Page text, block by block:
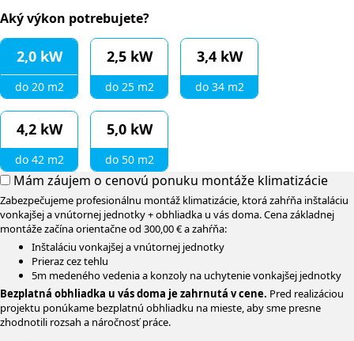
Aký výkon potrebujete?
2,0 kW
do 20 m2
2,5 kW
do 25 m2
3,4 kW
do 34 m2
4,2 kW
do 42 m2
5,0 kW
do 50 m2
Mám záujem o cenovú ponuku montáže klimatizácie
Zabezpečujeme profesionálnu montáž klimatizácie, ktorá zahŕňa inštaláciu
vonkajšej a vnútornej jednotky + obhliadka u vás doma. Cena základnej
montáže začína orientačne od 300,00 € a zahŕňa:
Inštaláciu vonkajšej a vnútornej jednotky
Prieraz cez tehlu
5m medeného vedenia a konzoly na uchytenie vonkajšej jednotky
Bezplatná obhliadka u vás doma je zahrnutá v cene. Pred realizáciou
projektu ponúkame bezplatnú obhliadku na mieste, aby sme presne
zhodnotili rozsah a náročnosť práce.